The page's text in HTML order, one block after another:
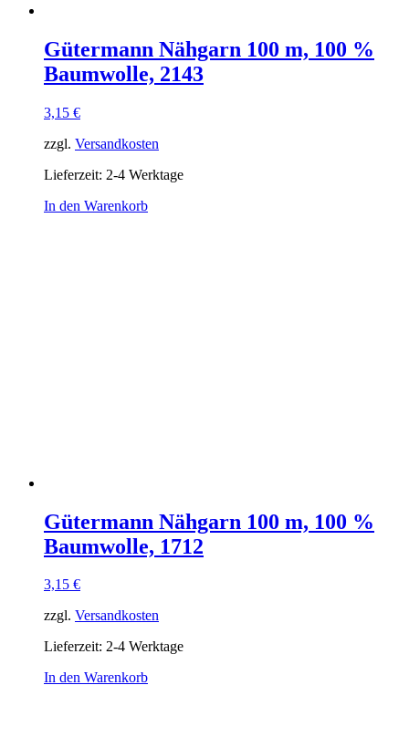
Gütermann Nähgarn 100 m, 100 %
Baumwolle, 2143
3,15 €
zzgl. Versandkosten
Lieferzeit: 2-4 Werktage
In den Warenkorb
Gütermann Nähgarn 100 m, 100 %
Baumwolle, 1712
3,15 €
zzgl. Versandkosten
Lieferzeit: 2-4 Werktage
In den Warenkorb